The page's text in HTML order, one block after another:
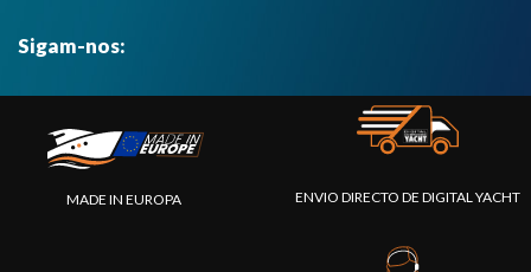
Sigam-nos:
MADE IN EUROPA ENVIO DIRECTO DE DIGITAL YACHT